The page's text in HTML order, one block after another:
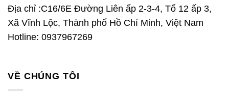
Địa chỉ :C16/6E Đường Liên ấp 2-3-4, Tổ 12 ấp 3,
Xã Vĩnh Lộc, Thành phố Hồ Chí Minh, Việt Nam
Hotline: 0937967269
VỀ CHÚNG TÔI